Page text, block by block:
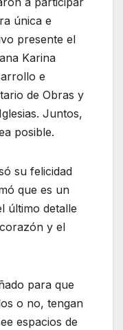
única e
presente el
Karina
e
de Obras y
Juntos,
posible.
su felicidad
que es un
último detalle
y el
para que
o no, tengan
espacios de